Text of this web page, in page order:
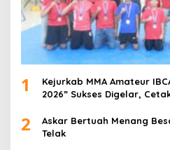
1
Kejurkab MMA Amateur
2026” Sukses Digelar,
2
Askar Bertuah Menang
Telak